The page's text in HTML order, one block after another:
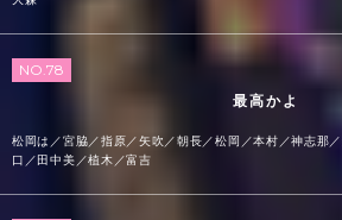
NO.78
最高かよ
松岡は／宮脇／指原／矢吹／朝長／松岡／本村／神志那
口／田中美／植木／富吉